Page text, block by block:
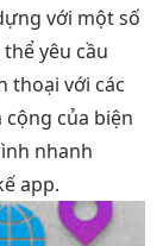
với một số
yêu cầu
thoại với các
của biện
nhanh
app.